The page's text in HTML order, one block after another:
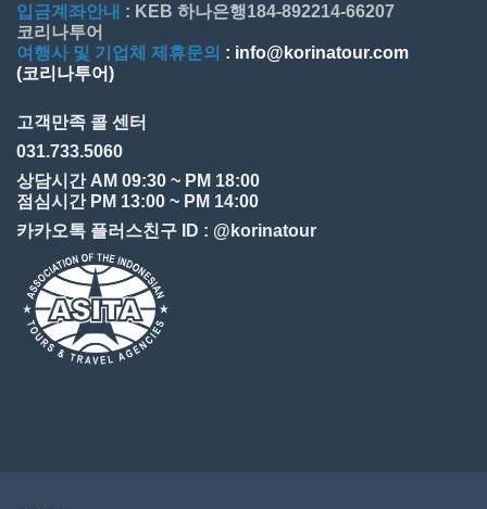
입금계좌안내 : KEB 하나은행184-892214-66207
코리나투어
여행사 및 기업체 제휴문의 : info@korinatour.com
(코리나투어)
고객만족 콜 센터
031.733.5060
상담시간 AM 09:30 ~ PM 18:00
점심시간 PM 13:00 ~ PM 14:00
카카오톡 플러스친구 ID : @korinatour